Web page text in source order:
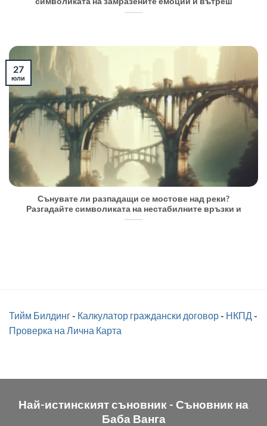
Сънувате ли разпадащи се мостове над реки?
Разгадайте символиката на нестабилните връзки и
27
юли
Тийм Билдинг- Калкулатор граждански договор- НКПД -
Проверка на Лична Карта
Най-истинският съновник - Съновник на
Баба Ванга